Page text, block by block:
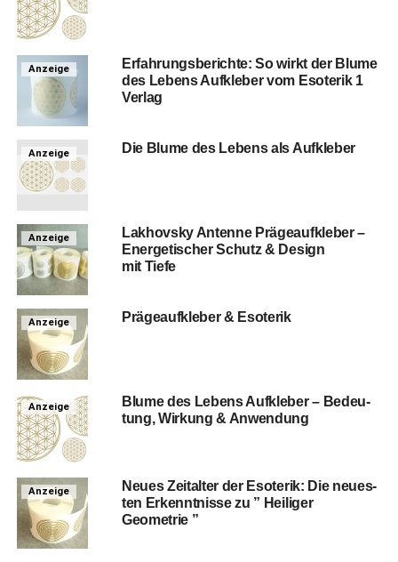
Anzeige
Erfah­rungs­be­rich­te: So wirkt der Blu­me
des Lebens Auf­kle­ber vom Eso­te­rik 1
Verlag
Anzeige Die Blu­me des Lebens als Aufkleber
Anzeige
Lak­hovs­ky Anten­ne Prä­ge­auf­kle­ber –
Ener­ge­ti­scher Schutz & Design
mit Tiefe
Anzeige Prä­ge­auf­kle­ber & Esoterik
Anzeige
Blu­me des Lebens Auf­kle­ber – Bedeu­
tung, Wir­kung & Anwendung
Anzeige
Neu­es Zeit­al­ter der Eso­te­rik: Die neu­es­
ten Erkennt­nis­se zu ” Hei­li­ger
Geometrie ”